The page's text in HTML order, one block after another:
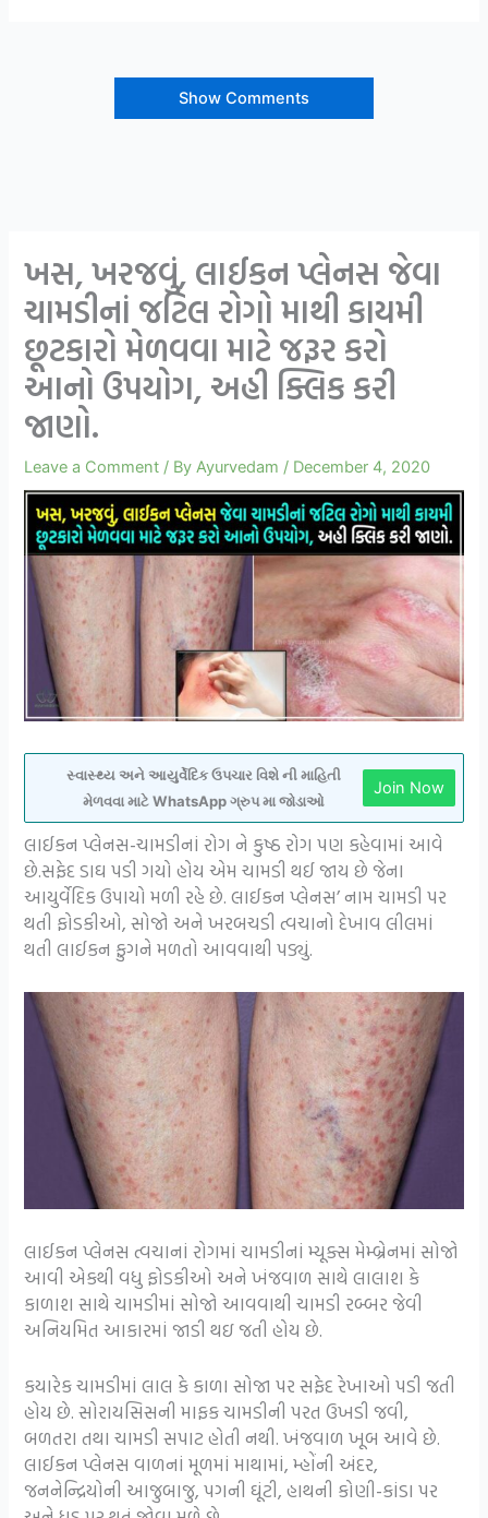
Show Comments
ખસ, ખરજવું, લાઈકન પ્લેનસ જેવા
ચામડીનાં જટિલ રોગો માથી કાયમી
છૂટકારો મેળવવા માટે જરૂર કરો
આનો ઉપયોગ, અહી ક્લિક કરી
જાણો.
Leave a Comment / ByAyurvedam / December 4, 2020
સ્વાસ્થ્ય અને આયુર્વેદિક ઉપચાર વિશે ની માહિતી
મેળવવા માટે WhatsApp ગ્રુપ મા જોડાઓ
Join Now
લાઈકન પ્લેનસ-ચામડીનાં રોગ ને કુષ્ઠ રોગ પણ કહેવામાં આવે
છે.સફેદ ડાઘ પડી ગયો હોય એમ ચામડી થઈ જાય છે જેના
આયુર્વેદિક ઉપાયો મળી રહે છે. લાઈકન પ્લેનસ’ નામ ચામડી પર
થતી ફોડકીઓ, સોજો અને ખરબચડી ત્વચાનો દેખાવ લીલમાં
થતી લાઈકન ફુગને મળતો આવવાથી પડ્યું.
લાઈકન પ્લેનસ ત્વચાનાં રોગમાં ચામડીનાં મ્યૂક્સ મેમ્બ્રેનમાં સોજો
આવી એકથી વધુ ફોડકીઓ અને ખંજવાળ સાથે લાલાશ કે
કાળાશ સાથે ચામડીમાં સોજો આવવાથી ચામડી રબ્બર જેવી
અનિયમિત આકારમાં જાડી થઇ જતી હોય છે.
કયારેક ચામડીમાં લાલ કે કાળા સોજા પર સફેદ રેખાઓ પડી જતી
હોય છે. સોરાયસિસની માફક ચામડીની પરત ઉખડી જવી,
બળતરા તથા ચામડી સપાટ હોતી નથી. ખંજવાળ ખૂબ આવે છે.
લાઈકન પ્લેનસ વાળનાં મૂળમાં માથામાં, મ્હોંની અંદર,
જનનેન્દ્રિયોની આજુબાજુ, પગની ઘૂંટી, હાથની કોણી-કાંડા પર